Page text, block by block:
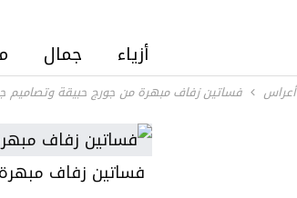
أزياء جمال
أعراس فساتين زفاف مبهرة من جورج حبيقة وتصاميم
فساتين زفاف